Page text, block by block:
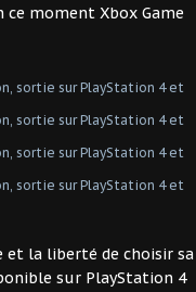
moment Xbox Game
et la liberté de choisir sa
sur PlayStation 4